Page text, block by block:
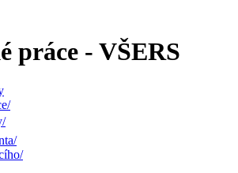
práce - VŠERS